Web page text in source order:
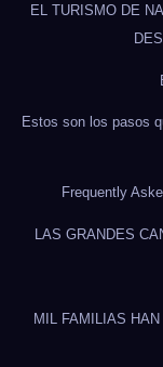
EL TURISMO DE
Estos son los pasos
Frequently
LAS GRANDES
MIL FAMILIAS